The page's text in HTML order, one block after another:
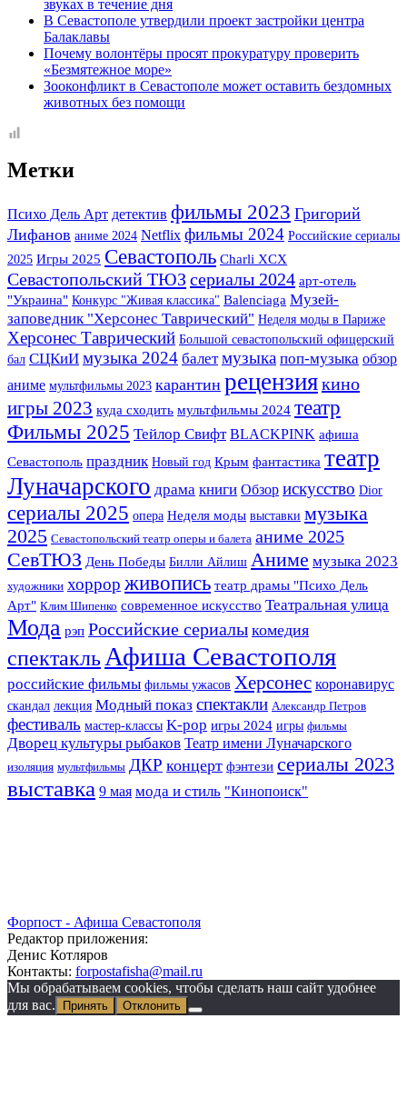
звуках в течение дня
В Севастополе утвердили проект застройки центра
Балаклавы
Почему волонтёры просят прокуратуру проверить
«Безмятежное море»
Зооконфликт в Севастополе может оставить бездомных
животных без помощи
Метки
Психо Дель Арт детектив фильмы 2023 Григорий
Лифанов аниме 2024 Netflix фильмы 2024 Российские сериалы
2025 Игры 2025 Севастополь Charli XCX
Севастопольский ТЮЗ сериалы 2024 арт-отель
"Украина" Конкурс "Живая классика" Balenciaga Музей-
заповедник "Херсонес Таврический" Неделя моды в Париже
Херсонес Таврический Большой севастопольский офицерский
бал СЦКиИ музыка 2024 балет музыка поп-музыка обзор
аниме мультфильмы 2023 карантин рецензиякино
игры 2023 куда сходить мультфильмы 2024 театр
Фильмы 2025 Тейлор Свифт BLACKPINK афиша
Севастополь праздник Новый год Крым фантастика театр
Луначарского драма книги Обзор искусство Dior
сериалы 2025 опера Неделя моды выставки музыка
2025 Севастопольский театр оперы и балета аниме 2025
СевТЮЗ День Победы Билли Айлиш Аниме музыка 2023
художники хоррор живопись театр драмы "Психо Дель
Арт" Клим Шипенко современное искусство Театральная улица
Мода рэп Российские сериалы комедия
спектакль Афиша Севастополя
российские фильмы фильмы ужасов Херсонес коронавирус
скандал лекция Модный показ спектакли Александр Петров
фестиваль мастер-классы K-pop игры 2024 игры фильмы
Дворец культуры рыбаков Театр имени Луначарского
изоляция мультфильмы ДКР концерт фэнтези сериалы 2023
выставка 9 мая мода и стиль "Кинопоиск"
Форпост - Афиша Севастополя
Редактор приложения:
Денис Котляров
Контакты: forpostafisha@mail.ru
Мы обрабатываем cookies, чтобы сделать наш сайт удобнее
для вас.
Принять Отклонить